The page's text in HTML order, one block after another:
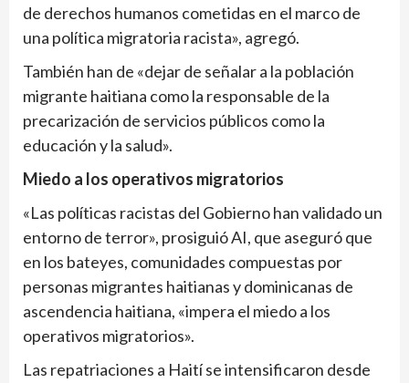
de derechos humanos cometidas en el marco de
una política migratoria racista», agregó.
También han de «dejar de señalar a la población
migrante haitiana como la responsable de la
precarización de servicios públicos como la
educación y la salud».
Miedo a los operativos migratorios
«Las políticas racistas del Gobierno han validado un
entorno de terror», prosiguió AI, que aseguró que
en los bateyes, comunidades compuestas por
personas migrantes haitianas y dominicanas de
ascendencia haitiana, «impera el miedo a los
operativos migratorios».
Las repatriaciones a Haití se intensificaron desde